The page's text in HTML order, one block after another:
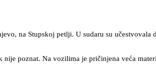
na Stupskoj petlji. U sudaru su
poznat. Na vozilima je pričinjena veća